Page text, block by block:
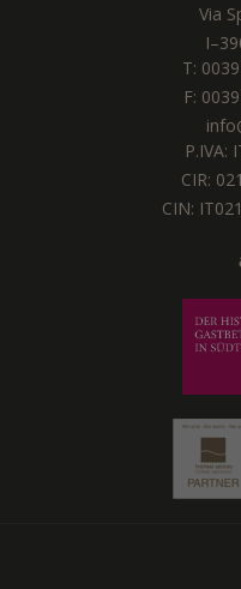
Via
I–
T:
F:
P.IVA:
CIR:
CIN: